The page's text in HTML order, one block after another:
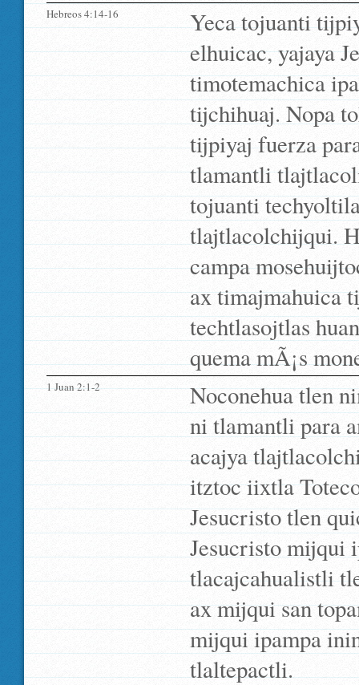
Hebreos 4:14-16
Yeca tojuanti
elhuicac, yajaya
timotemachica
tijchihuaj. Nopa
tijpiyaj fuerza
tlamantli
tojuanti
tlajtlacolchijqui.
campa
ax timajmahuica
techtlasojtlas
quema mÃ¡s
1 Juan 2:1-2
Noconehua tlen
ni tlamantli para
acajya
itztoc iixtla
Jesucristo tlen
Jesucristo mijqui
tlacajcahualistli
ax mijqui san
mijqui ipampa
tlaltepactli.